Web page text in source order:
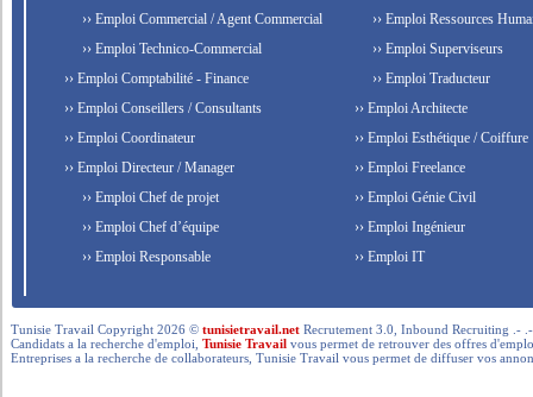
›› Emploi Commercial / Agent Commercial
›› Emploi Technico-Commercial
›› Emploi Comptabilité - Finance
›› Emploi Conseillers / Consultants
›› Emploi Coordinateur
›› Emploi Directeur / Manager
›› Emploi Chef de projet
›› Emploi Chef d’équipe
›› Emploi Responsable
›› Emploi Ressources
›› Emploi Superviseurs
›› Emploi Traducteur
›› Emploi Architecte
›› Emploi Esthétique / Coiffure
›› Emploi Freelance
›› Emploi Génie Civil
›› Emploi Ingénieur
›› Emploi IT
Tunisie Travail Copyright 2026 ©tunisietravail.net Recrutement 3.0, Inbound Recruiting .-
Candidats a la recherche d'emploi,Tunisie Travail vous permet de retrouver des offres
Entreprises a la recherche de collaborateurs, Tunisie Travail vous permet de diffuser vos